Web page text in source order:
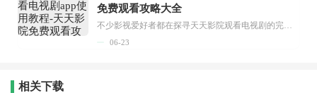
免费观看攻略大全
06-23
相关下载